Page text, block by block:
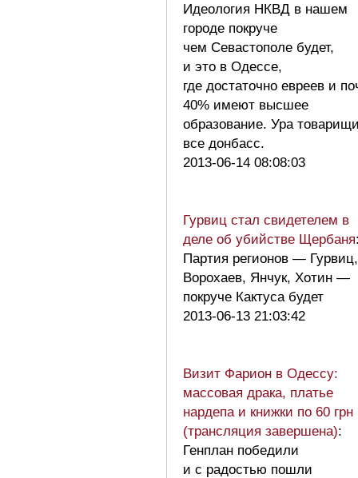
Идеология НКВД в нашем
городе покруче
чем Севастополе будет,
и это в Одессе,
где достаточно евреев и
40% имеют высшее
образование. Ура
все донбасс.
2013-06-14 08:08:03
Гурвиц стал свидетелем в
деле об убийстве Щербаня
Партия регионов — Гурвиц,
Ворохаев, Янчук, Хотин —
покруче Кактуса будет
2013-06-13 21:03:42
Визит Фарион в Одессу:
массовая драка, платье
нардепа и книжки по 60 грн
(трансляция завершена):
Генплан победили
и с радостью пошли